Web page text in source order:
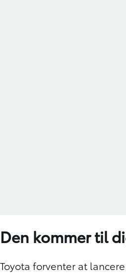
Den kommer til
Toyota forventer at